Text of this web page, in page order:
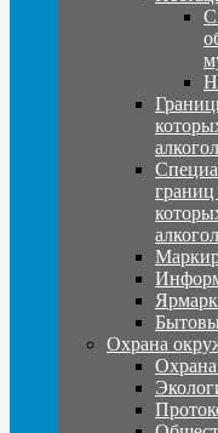
Охрана